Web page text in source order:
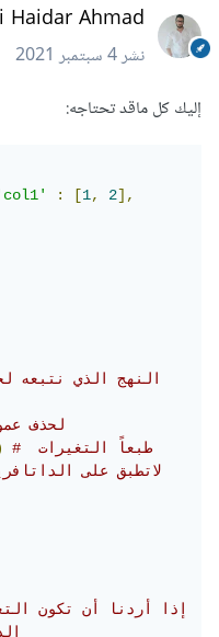
Haidar Ahmad
نشر4 سبتمبر 2021
إليك كل ماقد تحتاجه:
'col1' : [1, 2],
# لحذف
)
# طبعاً التغيرات
لاتطبق على